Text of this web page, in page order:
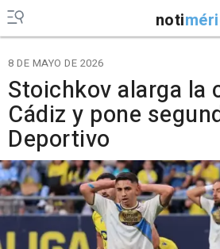
noti
8 DE MAYO DE 2026
Stoichkov alarga la
Cádiz y pone
Deportivo